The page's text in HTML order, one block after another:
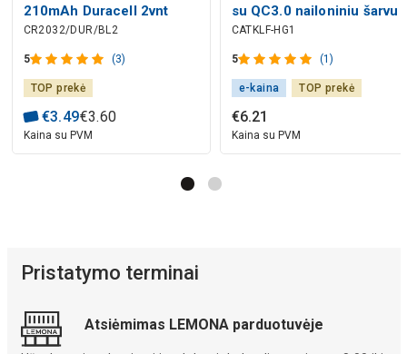
210mAh Duracell 2vnt
pakuotėje
CR2032/DUR/BL2
5 (3)
TOP prekė
€3.49€3.60
Kaina su PVM
su QC3.0 nailoniniu šarvu
Cafule pilkas/juodas
BASEUS
CATKLF-HG1
5 (1)
e-kaina TOP prekė
€6.21
Kaina su PVM
Pristatymo terminai
Atsiėmimas LEMONA parduotuvėje